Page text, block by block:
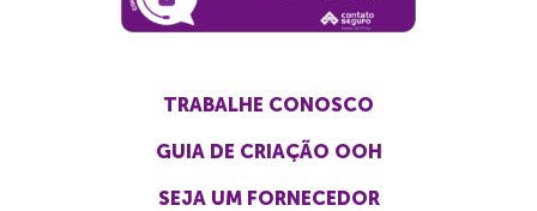
TRABALHE CONOSCO
GUIA DE CRIAÇÃO OOH
SEJA UM FORNECEDOR